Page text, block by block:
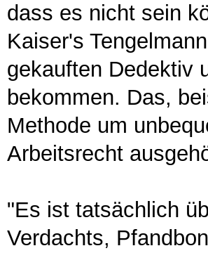
dass es nicht sein
Kaiser's
gekauften Dedektiv
bekommen. Das,
Methode um
Arbeitsrecht
"Es ist tatsächlich
Verdachts,